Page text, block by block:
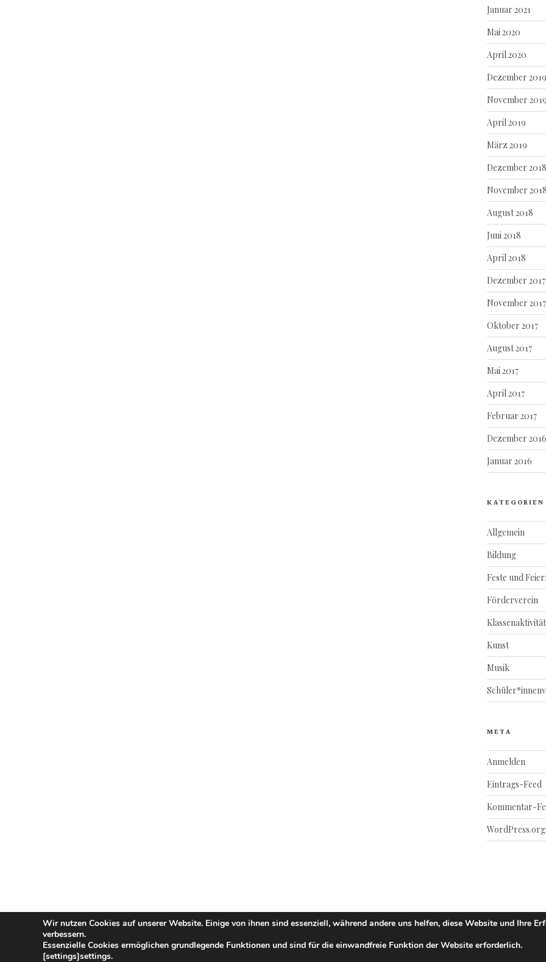
Januar 2021
Mai 2020
April 2020
Dezember 2019
November 2019
April 2019
März 2019
Dezember 2018
November 2018
August 2018
Juni 2018
April 2018
Dezember 2017
November 2017
Oktober 2017
August 2017
Mai 2017
April 2017
Februar 2017
Dezember 2016
Januar 2016
KATEGORIEN
Allgemein
Bildung
Feste und
Förderverein
Kunst
Musik
META
Anmelden
Eintrags-Feed
Kommentar-
WordPress.org
Stolz präsentiert von WordPress
Wir nutzen Cookies auf unserer Website. Einige von ihnen sind essenziell, während andere uns helfen, diese Website und Ihre
verbessern.
Essenzielle Cookies ermöglichen grundlegende Funktionen und sind für die einwandfreie Funktion der Website erforderlich.
[settings]settings.